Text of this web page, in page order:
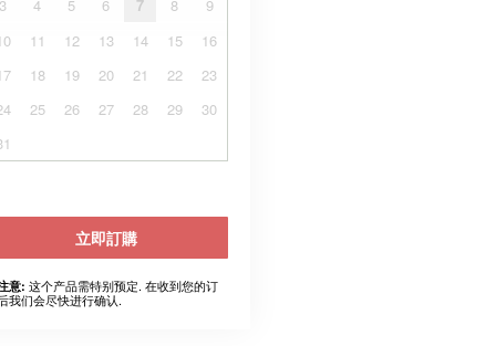
3
4 5 6 7 8
9
11 12 13 14 15
16
18 19 20 21 22
23
25 26 27 28 29
30
立即訂購
意: 这个产品需特别预定. 在收到您的订
我们会尽快进行确认.